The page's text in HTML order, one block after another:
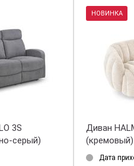
Диван Halmar GERSON
(бежевый)
Дата прихода на склад: 18.08.2026